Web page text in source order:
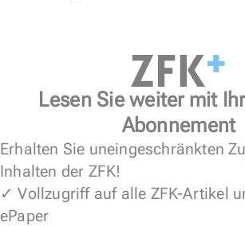
Lesen Sie weiter mit
Abonnement
Erhalten Sie uneingeschränkten
Inhalten der ZFK!
✓ Vollzugriff auf alle ZFK-Artikel
ePaper